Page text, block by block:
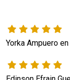
Yorka Ampuero